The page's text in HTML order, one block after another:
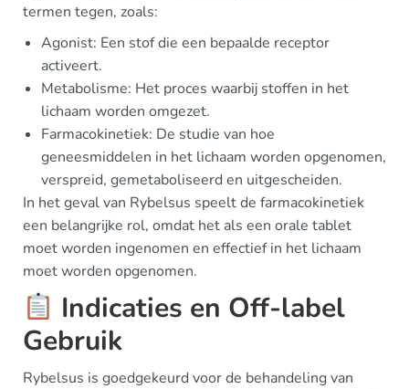
termen tegen, zoals:
Agonist: Een stof die een bepaalde receptor
activeert.
Metabolisme: Het proces waarbij stoffen in het
lichaam worden omgezet.
Farmacokinetiek: De studie van hoe
geneesmiddelen in het lichaam worden opgenomen,
verspreid, gemetaboliseerd en uitgescheiden.
In het geval van Rybelsus speelt de farmacokinetiek
een belangrijke rol, omdat het als een orale tablet
moet worden ingenomen en effectief in het lichaam
moet worden opgenomen.
Indicaties en Off-label
Gebruik
Rybelsus is goedgekeurd voor de behandeling van